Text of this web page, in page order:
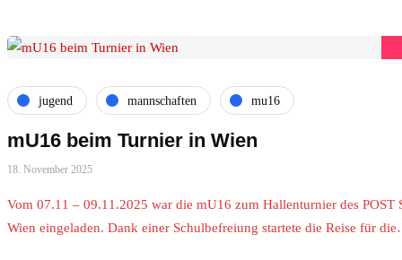
jugend mannschaften mu16
mU16 beim Turnier in Wien
18. November 2025
Vom 07.11 – 09.11.2025 war die mU16 zum Hallenturnier des POST
Wien eingeladen. Dank einer Schulbefreiung startete die Reise für